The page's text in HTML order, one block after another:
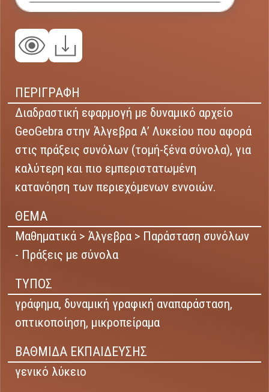
ΠΕΡΙΓΡΑΦΗ
Διαδραστική εφαρμογή με δυναμικό αρχείο
GeoGebra στην Άλγεβρα Α’ Λυκείου που αφορά
στις πράξεις συνόλων (τομή-ξένα σύνολα), για
καλύτερη και πιο εμπεριστατωμένη
κατανόηση των περιεχόμενων εννοιών.
ΘΕΜΑ
Μαθηματικά > Άλγεβρα > Παράσταση συνόλων
- Πράξεις με σύνολα
ΤΥΠΟΣ
γράφημα, δυναμική γραφική αναπαράσταση,
οπτικοποίηση, μικροπείραμα
ΒΑΘΜΙΔΑ ΕΚΠΑΙΔΕΥΣΗΣ
γενικό λύκειο